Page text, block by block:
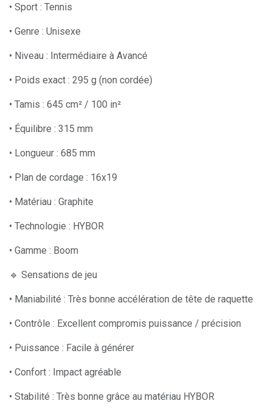
• Sport : Tennis
• Genre : Unisexe
• Niveau : Intermédiaire à Avancé
• Poids exact : 295 g (non cordée)
• Tamis : 645 cm² / 100 in²
• Équilibre : 315 mm
• Longueur : 685 mm
• Plan de cordage : 16x19
• Matériau : Graphite
• Technologie : HYBOR
• Gamme : Boom
🔹 Sensations de jeu
• Maniabilité : Très bonne accélération de tête de raquette
• Contrôle : Excellent compromis puissance / précision
• Puissance : Facile à générer
• Confort : Impact agréable
• Stabilité : Très bonne grâce au matériau HYBOR